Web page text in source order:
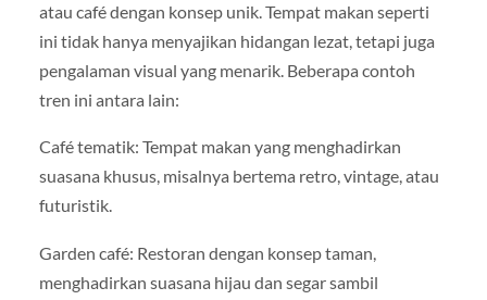
atau café dengan konsep unik. Tempat makan seperti
ini tidak hanya menyajikan hidangan lezat, tetapi juga
pengalaman visual yang menarik. Beberapa contoh
tren ini antara lain:
Café tematik: Tempat makan yang menghadirkan
suasana khusus, misalnya bertema retro, vintage, atau
futuristik.
Garden café: Restoran dengan konsep taman,
menghadirkan suasana hijau dan segar sambil